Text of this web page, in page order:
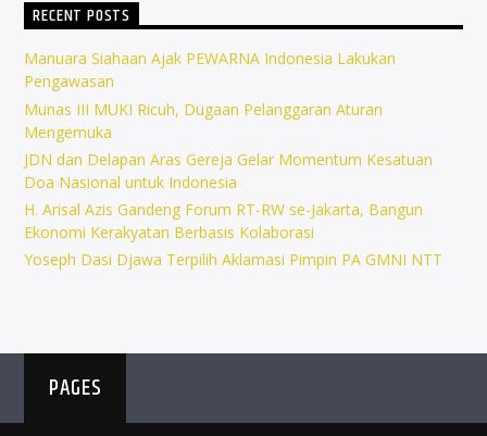
RECENT POSTS
Manuara Siahaan Ajak PEWARNA Indonesia Lakukan
Pengawasan
Munas III MUKI Ricuh, Dugaan Pelanggaran Aturan
Mengemuka
JDN dan Delapan Aras Gereja Gelar Momentum Kesatuan
Doa Nasional untuk Indonesia
H. Arisal Azis Gandeng Forum RT-RW se-Jakarta, Bangun
Ekonomi Kerakyatan Berbasis Kolaborasi
Yoseph Dasi Djawa Terpilih Aklamasi Pimpin PA GMNI NTT
PAGES